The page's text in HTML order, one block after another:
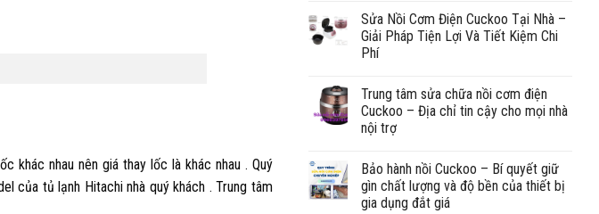
nhau nên giá thay lốc là khác nhau . Quý
của tủ lạnh Hitachi nhà quý khách . Trung tâm
Sửa Nồi Cơm Điện Cuckoo Tại Nhà –
Giải Pháp Tiện Lợi Và Tiết Kiệm Chi
Phí
Trung tâm sửa chữa nồi cơm điện
Cuckoo – Địa chỉ tin cậy cho mọi nhà
nội trợ
Bảo hành nồi Cuckoo – Bí quyết giữ
gìn chất lượng và độ bền của thiết bị
gia dụng đắt giá